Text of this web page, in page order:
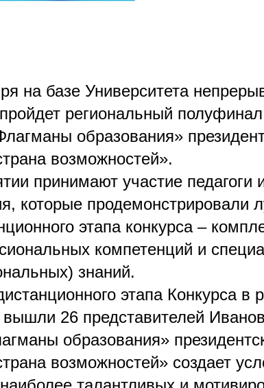
на базе Университета
региональный
образования»
возможностей».
принимают участие
которые продемонстрировали
этапа конкурса –
компетенций и
знаний.
этапа Конкурса в
26 представителей
образования»
возможностей» создает